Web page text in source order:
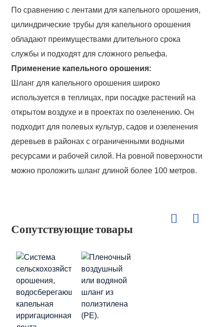
По сравнению с лентами для капельного орошения,
цилиндрические трубы для капельного орошения
обладают преимуществами длительного срока
службы и подходят для сложного рельефа.
Применение капельного орошения:
Шланг для капельного орошения широко
используется в теплицах, при посадке растений на
открытом воздухе и в проектах по озеленению. Он
подходит для полевых культур, садов и озеленения
деревьев в районах с ограниченными водными
ресурсами и рабочей силой. На ровной поверхности
можно проложить шланг длиной более 100 метров.
Сопутствующие товары